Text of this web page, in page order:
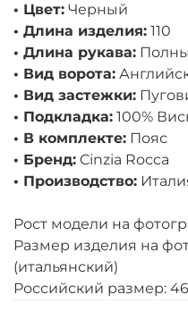
• Цвет: Черный
• Длина изделия: 110
• Длина рукава:
• Вид ворота:
• Вид застежки:
• Подкладка: 100%
• В комплекте: Пояс
• Бренд: Cinzia Rocca
• Производство:
Рост модели на
Размер изделия на
(итальянский)
Российский размер: 46